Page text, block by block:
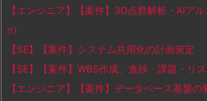
【エンジニア】【案件】3D点群解析・AIア
n）
【SE】【案件】システム共用化の計画策定
【SE】【案件】WBS作成、進捗・課題・リ
【エンジニア】【案件】データベース基盤